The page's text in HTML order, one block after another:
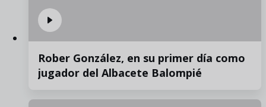
Rober González, en su primer día como
jugador del Albacete Balompié